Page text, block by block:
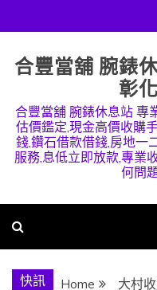
to
content
合豐當舖 腕錶
彰
合豐當舖 腕錶休息站 專
估價鑑定,現金高價收購
錢,鑽石借款借錢,房地一
服務,息低立即放款,專業
何問
快訊 Home 大村